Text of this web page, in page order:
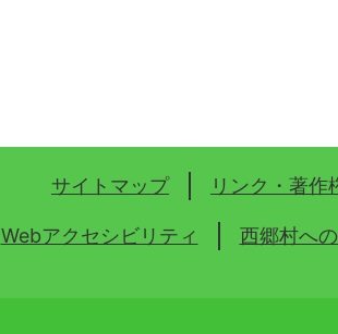
サイトマップ リンク・著作
Webアクセシビリティ 西郷村へ